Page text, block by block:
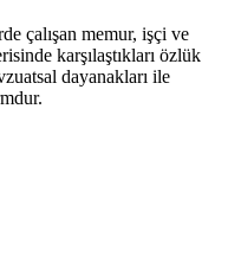
çalışan memur, işçi ve
karşılaştıkları özlük
dayanakları ile